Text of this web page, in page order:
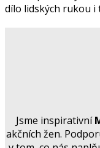
dílo lidských rukou i
Jsme inspirativní
akčních žen.